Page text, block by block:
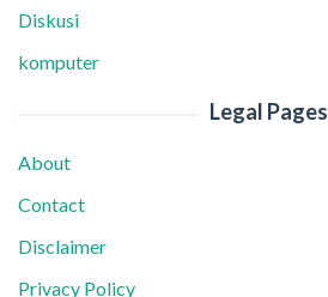
Diskusi
komputer
Legal Pages
About
Contact
Disclaimer
Privacy Policy